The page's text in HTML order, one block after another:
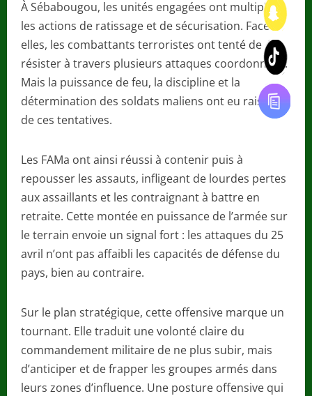
À Sébabougou, les unités engagées ont multiplié
les actions de ratissage et de sécurisation. Face à
elles, les combattants terroristes ont tenté de
résister à travers plusieurs attaques coordonnées.
Mais la puissance de feu, la discipline et la
détermination des soldats maliens ont eu raison
de ces tentatives.
Les FAMa ont ainsi réussi à contenir puis à
repousser les assauts, infligeant de lourdes pertes
aux assaillants et les contraignant à battre en
retraite. Cette montée en puissance de l’armée sur
le terrain envoie un signal fort : les attaques du 25
avril n’ont pas affaibli les capacités de défense du
pays, bien au contraire.
Sur le plan stratégique, cette offensive marque un
tournant. Elle traduit une volonté claire du
commandement militaire de ne plus subir, mais
d’anticiper et de frapper les groupes armés dans
leurs zones d’influence. Une posture offensive qui